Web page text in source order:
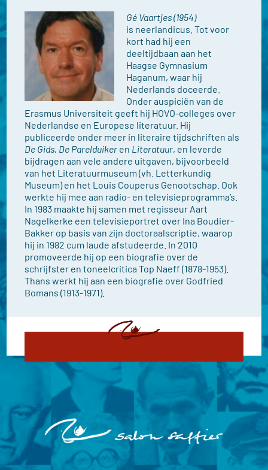
Gé Vaartjes (1954)
is neerlandicus. Tot voor
kort had hij een
deeltijdbaan aan het
Haagse Gymnasium
Haganum, waar hij
Nederlands doceerde.
Onder auspiciën van de
Erasmus Universiteit geeft hij HOVO-colleges over
Nederlandse en Europese literatuur. Hij
publiceerde onder meer in literaire tijdschriften als
De Gids, De Parelduiker en Literatuur, en leverde
bijdragen aan vele andere uitgaven, bijvoorbeeld
van het Literatuurmuseum (vh. Letterkundig
Museum) en het Louis Couperus Genootschap. Ook
werkte hij mee aan radio- en televisieprogramma’s.
In 1983 maakte hij samen met regisseur Aart
Nagelkerke een televisieportret over Ina Boudier-
Bakker op basis van zijn doctoraalscriptie, waarop
hij in 1982 cum laude afstudeerde. In 2010
promoveerde hij op een biografie over de
schrijfster en toneelcritica Top Naeff (1878-1953).
Thans werkt hij aan een biografie over Godfried
Bomans (1913-1971).